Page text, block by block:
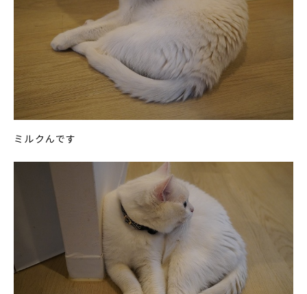
ミルクんです